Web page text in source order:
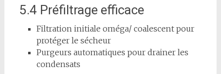
5.4 Préfiltrage efficace
Filtration initiale oméga/ coalescent pour
protéger le sécheur
Purgeurs automatiques pour drainer les
condensats